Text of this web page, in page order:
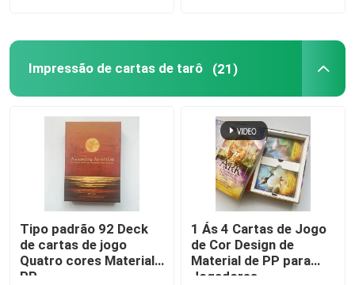
Impressão de cartas de tarô (21)
Tipo padrão 92 Deck
de cartas de jogo
Quatro cores Material
PP
1 Ás 4 Cartas de Jogo
de Cor Design de
Material de PP para
Jogadores